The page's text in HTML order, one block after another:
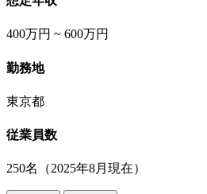
400万円 ~ 600万円
勤務地
東京都
従業員数
250名（2025年8月現在）